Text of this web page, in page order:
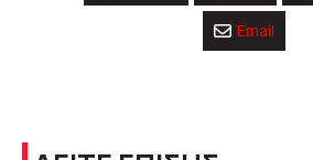
Email